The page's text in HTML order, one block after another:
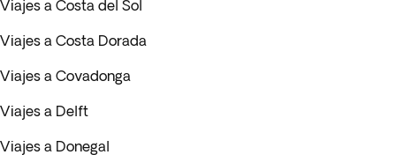
Viajes a Costa del Sol
Viajes a Costa Dorada
Viajes a Covadonga
Viajes a Delft
Viajes a Donegal